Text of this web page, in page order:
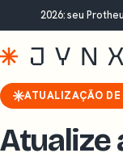
2026: seu
ATUALIZAÇÃO DE
Atualize